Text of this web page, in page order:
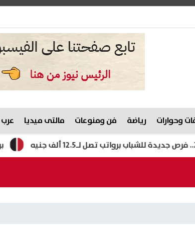
وحوارات رياضة فن ومنوعات مالتى ميديا
برشاقة